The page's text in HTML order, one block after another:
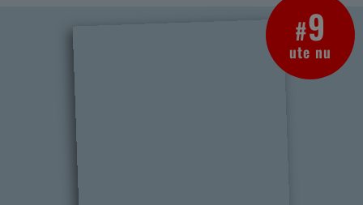
#9
ute nu